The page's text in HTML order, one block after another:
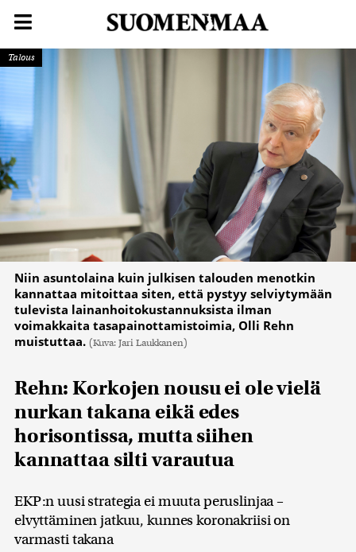
Talous
Niin asuntolaina kuin julkisen talouden menotkin
kannattaa mitoittaa siten, että pystyy selviytymään
tulevista lainanhoitokustannuksista ilman
voimakkaita tasapainottamistoimia, Olli Rehn
muistuttaa. (Kuva: Jari Laukkanen)
Rehn: Korkojen nousu ei ole vielä
nurkan takana eikä edes
horisontissa, mutta siihen
kannattaa silti varautua
EKP:n uusi strategia ei muuta peruslinjaa –
elvyttäminen jatkuu, kunnes koronakriisi on
varmasti takana